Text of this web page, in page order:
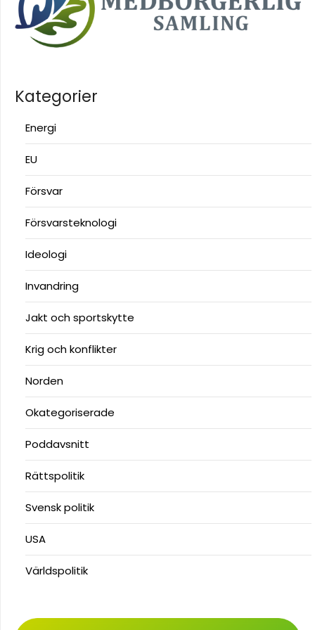
Kategorier
Energi
EU
Försvar
Försvarsteknologi
Ideologi
Invandring
Jakt och sportskytte
Krig och konflikter
Norden
Okategoriserade
Poddavsnitt
Rättspolitik
Svensk politik
USA
Världspolitik